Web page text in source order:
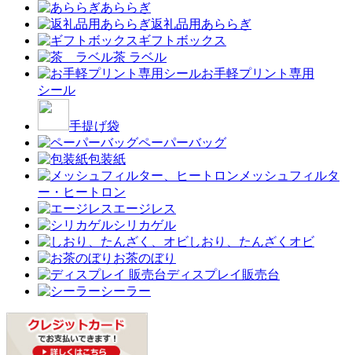
あららぎ
返礼品用あららぎ
ギフトボックス
茶 ラベル
お手軽プリント専用
シール
手提げ袋
ペーパーバッグ
包装紙
メッシュフィルタ
ー・ヒートロン
エージレス
シリカゲル
しおり、たんざくオビ
お茶のぼり
ディスプレイ販売台
シーラー